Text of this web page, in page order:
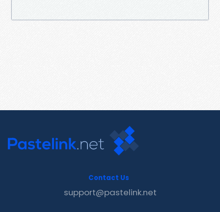
Contact Us
support@pastelink.net